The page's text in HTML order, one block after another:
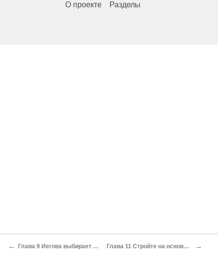
О проекте Разделы
← Глава 9 Иегова выбирает и очищает свой канал Глава 11 Стройте на основании, бывшем прежде →